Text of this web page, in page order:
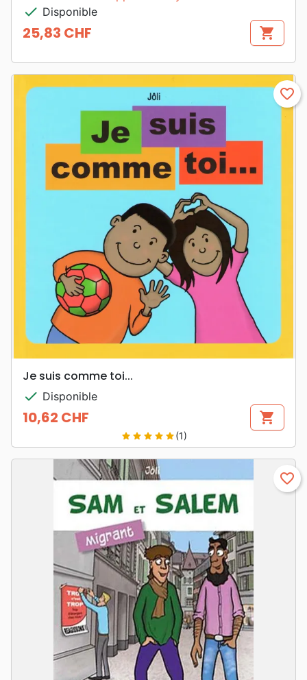
check Disponible
Prix
25,83 CHF shopping_cart
favorite_border
Je suis comme toi...
check Disponible
Prix
10,62 CHF shopping_cart
star star star star star(1)
favorite_border